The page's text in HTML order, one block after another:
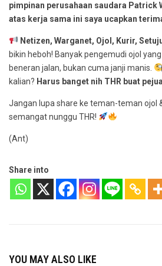
pimpinan perusahaan saudara Patrick
atas kerja sama ini saya ucapkan
Netizen, Warganet, Ojol, Kurir,
bikin heboh! Banyak pengemudi ojol
beneran jalan, bukan cuma janji manis.
kalian? Harus banget nih THR buat
Jangan lupa share ke teman-teman ojol
semangat nunggu THR!
(Ant)
Share into
YOU MAY ALSO LIKE